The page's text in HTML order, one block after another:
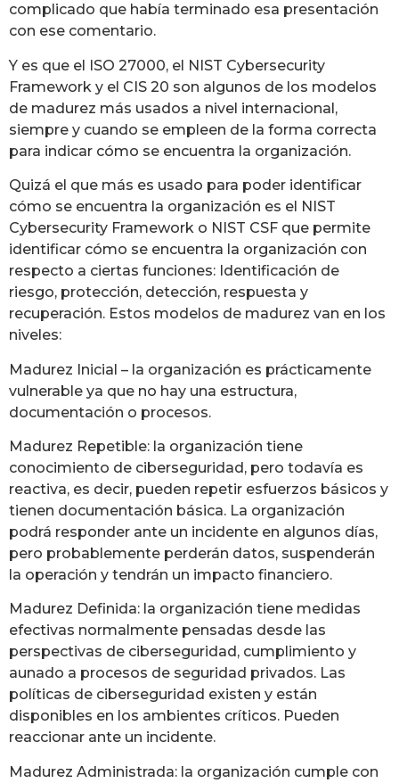
complicado que había terminado esa presentación
con ese comentario.
Y es que el ISO 27000, el NIST Cybersecurity
Framework y el CIS 20 son algunos de los modelos
de madurez más usados a nivel internacional,
siempre y cuando se empleen de la forma correcta
para indicar cómo se encuentra la organización.
Quizá el que más es usado para poder identificar
cómo se encuentra la organización es el NIST
Cybersecurity Framework o NIST CSF que permite
identificar cómo se encuentra la organización con
respecto a ciertas funciones: Identificación de
riesgo, protección, detección, respuesta y
recuperación. Estos modelos de madurez van en los
niveles:
Madurez Inicial – la organización es prácticamente
vulnerable ya que no hay una estructura,
documentación o procesos.
Madurez Repetible: la organización tiene
conocimiento de ciberseguridad, pero todavía es
reactiva, es decir, pueden repetir esfuerzos básicos y
tienen documentación básica. La organización
podrá responder ante un incidente en algunos días,
pero probablemente perderán datos, suspenderán
la operación y tendrán un impacto financiero.
Madurez Definida: la organización tiene medidas
efectivas normalmente pensadas desde las
perspectivas de ciberseguridad, cumplimiento y
aunado a procesos de seguridad privados. Las
políticas de ciberseguridad existen y están
disponibles en los ambientes críticos. Pueden
reaccionar ante un incidente.
Madurez Administrada: la organización cumple con